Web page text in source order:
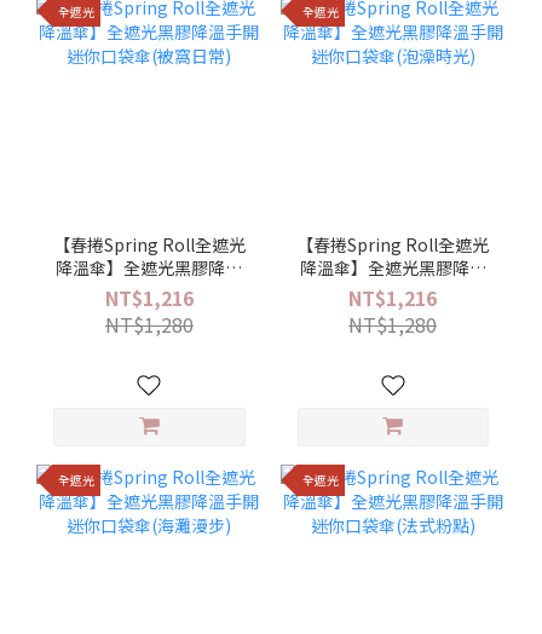
全遮光
【春捲Spring Roll全遮光
降溫傘】全遮光黑膠降溫
手開迷你口袋傘(被窩日常)
NT$1,216
NT$1,280
全遮光
【春捲Spring Roll全遮光
降溫傘】全遮光黑膠降溫
手開迷你口袋傘(泡澡時光)
NT$1,216
NT$1,280
全遮光 全遮光